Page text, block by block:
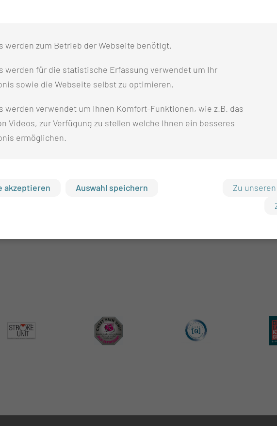
STATT?
nach einem festen Nachsorgeschema jeweils bei Vorstellung für
wir Sie bitten, uns über die oben genannte Telefonnummer
WERDEN?
entsprechend der Klinik)
werden zum Betrieb der Webseite benötigt.
werden für die statistische Erfassung verwendet um Ihr
sowie die Webseite selbst zu optimieren.
werden verwendet um Ihnen Komfort-Funktionen, wie z.B. das
Videos, zur Verfügung zu stellen welche Ihnen ein besseres
ermöglichen.
akzeptieren Auswahl speichern
Zu